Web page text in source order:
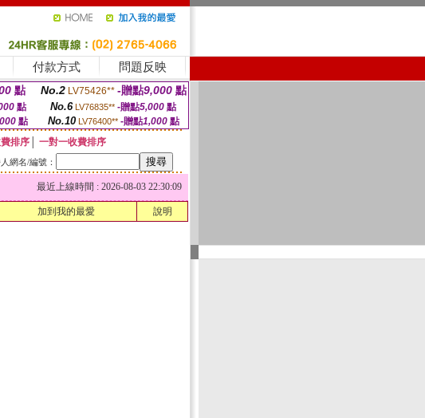
付款方式 問題反映
點 No.2 LV75426** -贈點9,000 點
點 No.6 LV76835** -贈點5,000點
點 No.10 LV76400** -贈點1,000 點
排序
一對一收費排序
網名/編號：
最近上線時間 : 2026-08-03 22:30:09
加到我的最愛 說明